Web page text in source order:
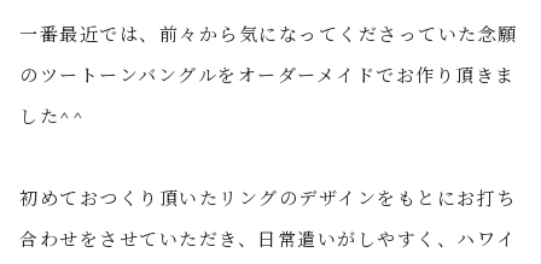
一番最近では、前々から気になってくださっていた念願
のツートーンバングルをオーダーメイドでお作り頂きま
した^^
初めておつくり頂いたリングのデザインをもとにお打ち
合わせをさせていただき、日常遣いがしやすく、ハワイ